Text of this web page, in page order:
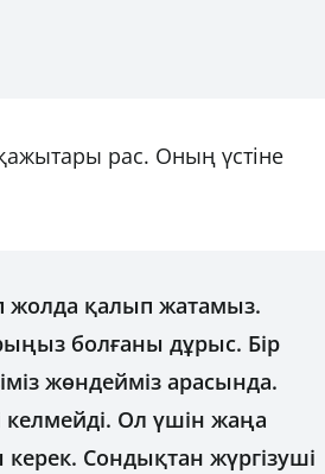
рас. Оның үстіне
жолда қалып жатамыз.
болғаны дұрыс. Бір
жөндейміз арасында.
келмейді. Ол үшін жаңа
Сондықтан жүргізуші